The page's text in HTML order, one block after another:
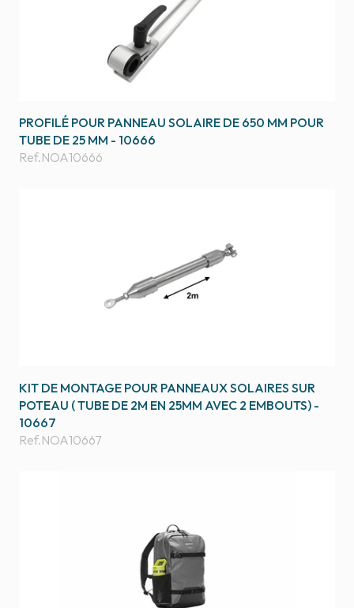
PROFILÉ POUR PANNEAU SOLAIRE DE 650 MM POUR
TUBE DE 25 MM - 10666
Ref.NOA10666
KIT DE MONTAGE POUR PANNEAUX SOLAIRES SUR
POTEAU ( TUBE DE 2M EN 25MM AVEC 2 EMBOUTS) -
10667
Ref.NOA10667